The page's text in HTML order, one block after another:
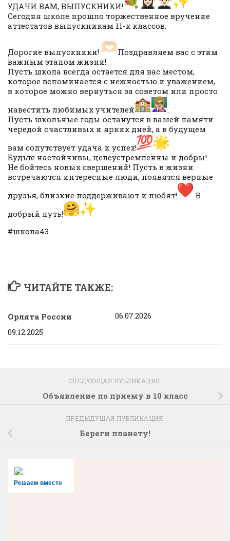
УДАЧИ ВАМ, ВЫПУСКНИКИ!
Сегодня школе прошло торжественное вручение
аттестатов выпускникам 11-х классов.
Дорогие выпускники!
Поздравляем вас с этим
важным этапом жизни!
Пусть школа всегда остается для вас местом,
которое вспоминается с нежностью и уважением,
в которое можно вернуться за советом или просто
навестить любимых учителей
.
Пусть школьные годы останутся в вашей памяти
чередой счастливых и ярких дней, а в будущем
вам сопутствует удача и успех!
Будьте настойчивы, целеустремленны и добры!
Не бойтесь новых свершений! Пусть в жизни
встречаются интересные люди, появятся верные
друзья, близкие поддерживают и любят!
В
добрый путь!
#школа43
ЧИТАЙТЕ ТАКЖЕ:
Орлята России
09.12.2025
06.07.2026
СЛЕДУЮЩАЯ ПУБЛИКАЦИЯ
Объявление по приему в 10 класс
ПРЕДЫДУЩАЯ ПУБЛИКАЦИЯ
Береги планету!
Решаем вместе